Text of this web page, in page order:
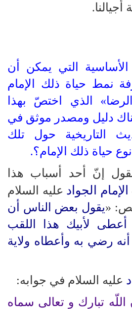
أجيالنا.
التي يمكن أن
نمط حياة ذلك الإمام
الذي اختصّ بهذا
دليل ومصدر موثق في
التاريخية حول تلك
حياة ذلك الإمام؟.
إنّ أحد أسباب هذا
الإمام الجواد عليه السلام
«يقول بعض الناس أن
لأبيك هذا اللقب
رضي به وأعطاه ولاية
عليه السلام في جوابه:
اللّه تبارك و تعالى سماه